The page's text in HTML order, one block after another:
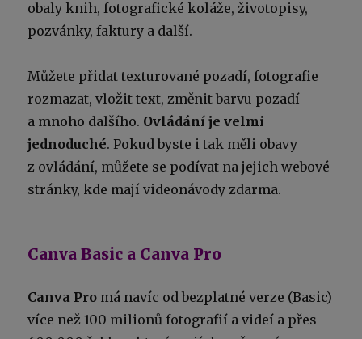
obaly knih, fotografické koláže, životopisy,
pozvánky, faktury a další.
Můžete přidat texturované pozadí, fotografie
rozmazat, vložit text, změnit barvu pozadí
a mnoho dalšího. Ovládání je velmi
jednoduché. Pokud byste i tak měli obavy
z ovládání, můžete se podívat na jejich webové
stránky, kde mají videonávody zdarma.
Canva Basic a Canva Pro
Canva Pro má navíc od bezplatné verze (Basic)
více než 100 milionů fotografií a videí a přes